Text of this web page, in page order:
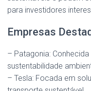
para investidores
Empresas
– Patagonia:
sustentabilidade
– Tesla: Focada em